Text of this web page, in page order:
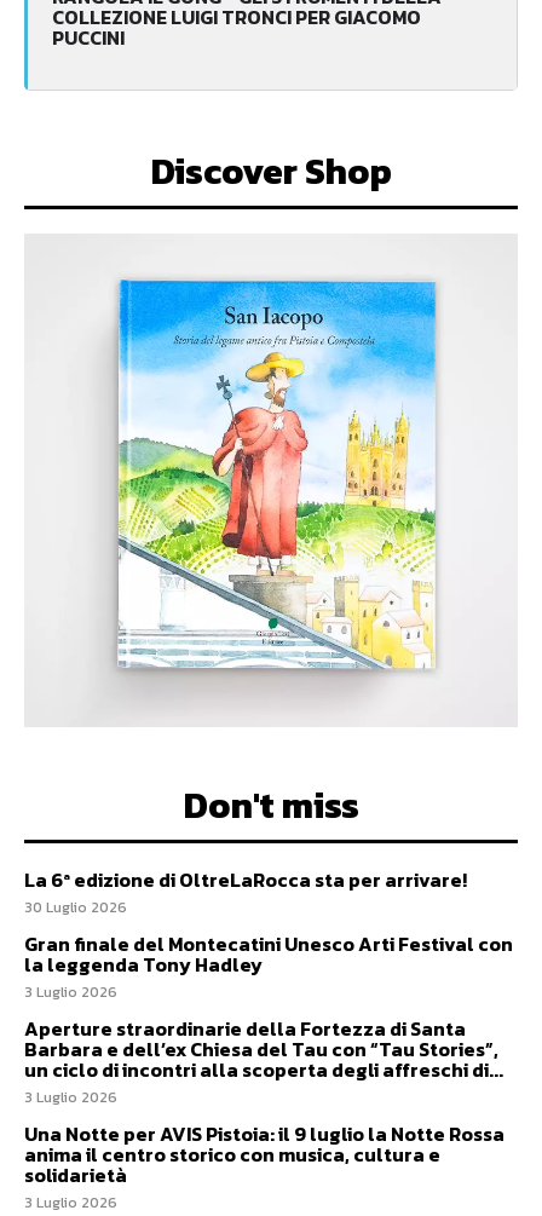
COLLEZIONE LUIGI TRONCI PER GIACOMO
PUCCINI
Discover Shop
Don't miss
La 6ª edizione di OltreLaRocca sta per arrivare!
30 Luglio 2026
Gran finale del Montecatini Unesco Arti Festival con
la leggenda Tony Hadley
3 Luglio 2026
Aperture straordinarie della Fortezza di Santa
Barbara e dell’ex Chiesa del Tau con “Tau Stories”,
un ciclo di incontri alla scoperta degli affreschi di...
3 Luglio 2026
Una Notte per AVIS Pistoia: il 9 luglio la Notte Rossa
anima il centro storico con musica, cultura e
solidarietà
3 Luglio 2026